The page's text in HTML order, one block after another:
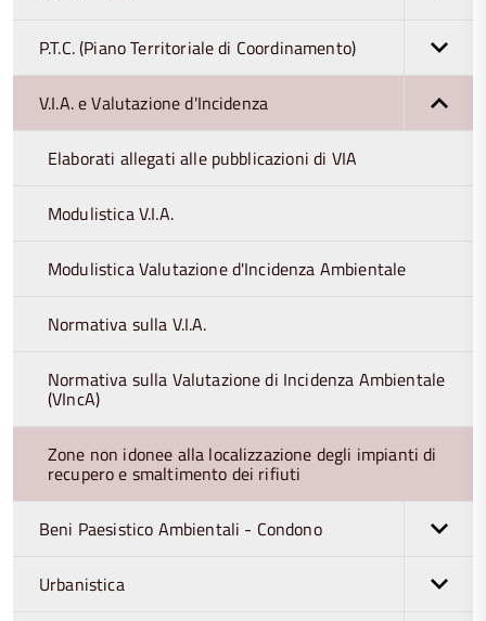
P.T.C. (Piano Territoriale di Coordinamento)
V.I.A. e Valutazione d'Incidenza
Elaborati allegati alle pubblicazioni di VIA
Modulistica V.I.A.
Modulistica Valutazione d'Incidenza Ambientale
Normativa sulla V.I.A.
Normativa sulla Valutazione di Incidenza Ambientale
(VIncA)
Zone non idonee alla localizzazione degli impianti di
recupero e smaltimento dei rifiuti
Beni Paesistico Ambientali - Condono
Urbanistica